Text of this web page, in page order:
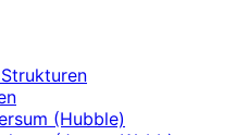
(Hubble)